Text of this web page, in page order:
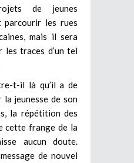
de jeunes
parcourir les rues
mais il sera
traces d’un tel
t-il là qu’il a de
la jeunesse de son
la répétition des
cette frange de la
aucun doute.
de nouvel